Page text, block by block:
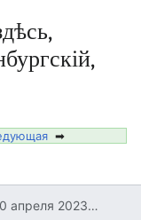
➡
Последний раз редактировалась 20 апреля 2023 в 13:26